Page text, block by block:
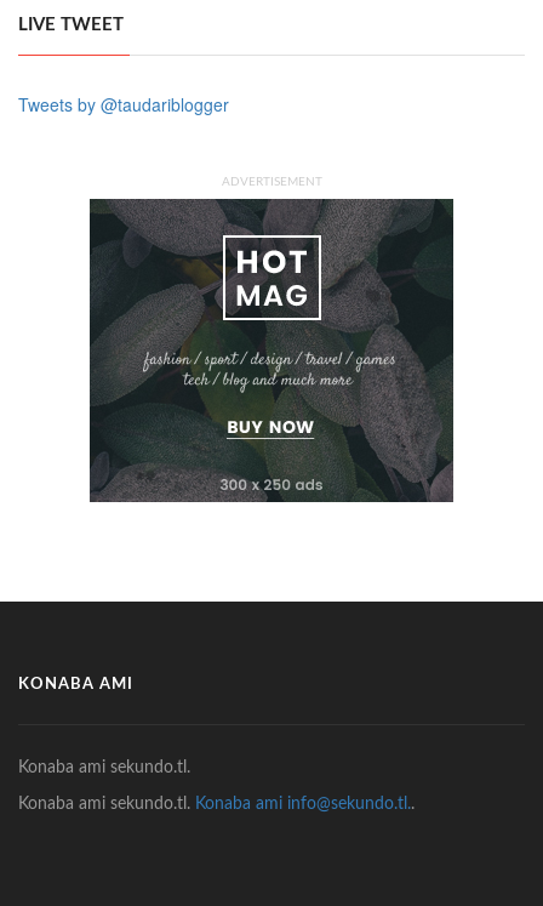
LIVE TWEET
Tweets by @taudariblogger
ADVERTISEMENT
KONABA AMI
Konaba ami sekundo.tl.
Konaba ami sekundo.tl. Konaba ami info@sekundo.tl..